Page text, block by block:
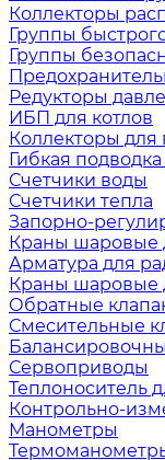
Коллекторы
Группы
Группы
Редукторы
ИБП для котлов
Коллекторы для
Гибкая подводка
Счетчики воды
Счетчики тепла
Запорно-
Краны шаровые
Арматура для
Краны шаровые
Обратные
Смесительные
Сервоприводы
Теплоноситель
Контрольно-
Манометры